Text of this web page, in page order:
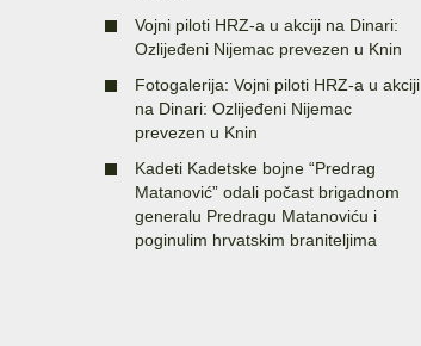
Vojni piloti HRZ-a u akciji na Dinari:
Ozlijeđeni Nijemac prevezen u Knin
Fotogalerija: Vojni piloti HRZ-a u akciji
na Dinari: Ozlijeđeni Nijemac
prevezen u Knin
Kadeti Kadetske bojne “Predrag
Matanović” odali počast brigadnom
generalu Predragu Matanoviću i
poginulim hrvatskim braniteljima